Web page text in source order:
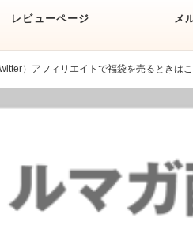
レビューページ メ
）アフィリエイトで福袋を売るときは